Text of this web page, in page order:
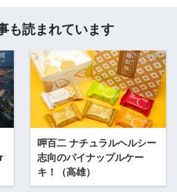
も読まれています
呷百二 ナチュラルヘルシー
志向のパイナップルケー
キ！（高雄）